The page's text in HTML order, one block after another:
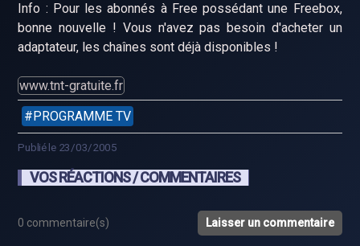
Info : Pour les abonnés à Free possédant une Freebox,
bonne nouvelle ! Vous n'avez pas besoin d'acheter un
adaptateur, les chaînes sont déjà disponibles !
www.tnt-gratuite.fr
PROGRAMME TV
Publié le 23/03/2005
VOS RÉACTIONS / COMMENTAIRES
0 commentaire(s) Laisser un commentaire